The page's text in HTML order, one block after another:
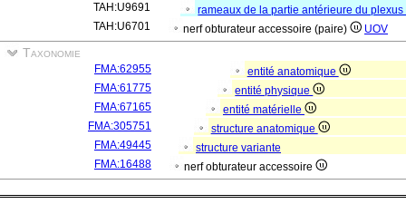
TAH:U9691
rameaux de la partie antérieure du
TAH:U6701
nerf obturateur accessoire (paire) UOV
Taxonomie
FMA:62955
entité anatomique
FMA:61775
entité physique
FMA:67165
entité matérielle
FMA:305751
structure anatomique
FMA:49445
structure variante
FMA:16488
nerf obturateur accessoire